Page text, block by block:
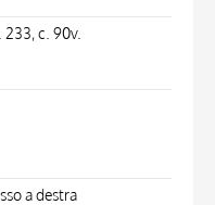
c. 90v.
a destra